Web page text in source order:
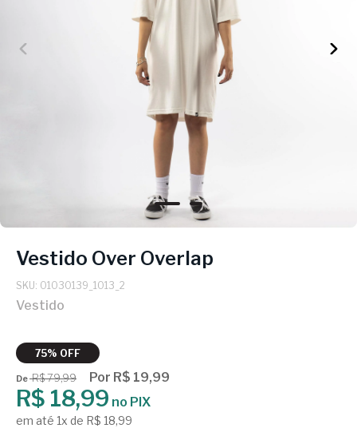
Vestido Over Overlap
SKU: 01030139_1013_2
Vestido
75% OFF
DeR$ 79,99 Por R$ 19,99
R$ 18,99 no PIX
em até 1x de R$ 18,99